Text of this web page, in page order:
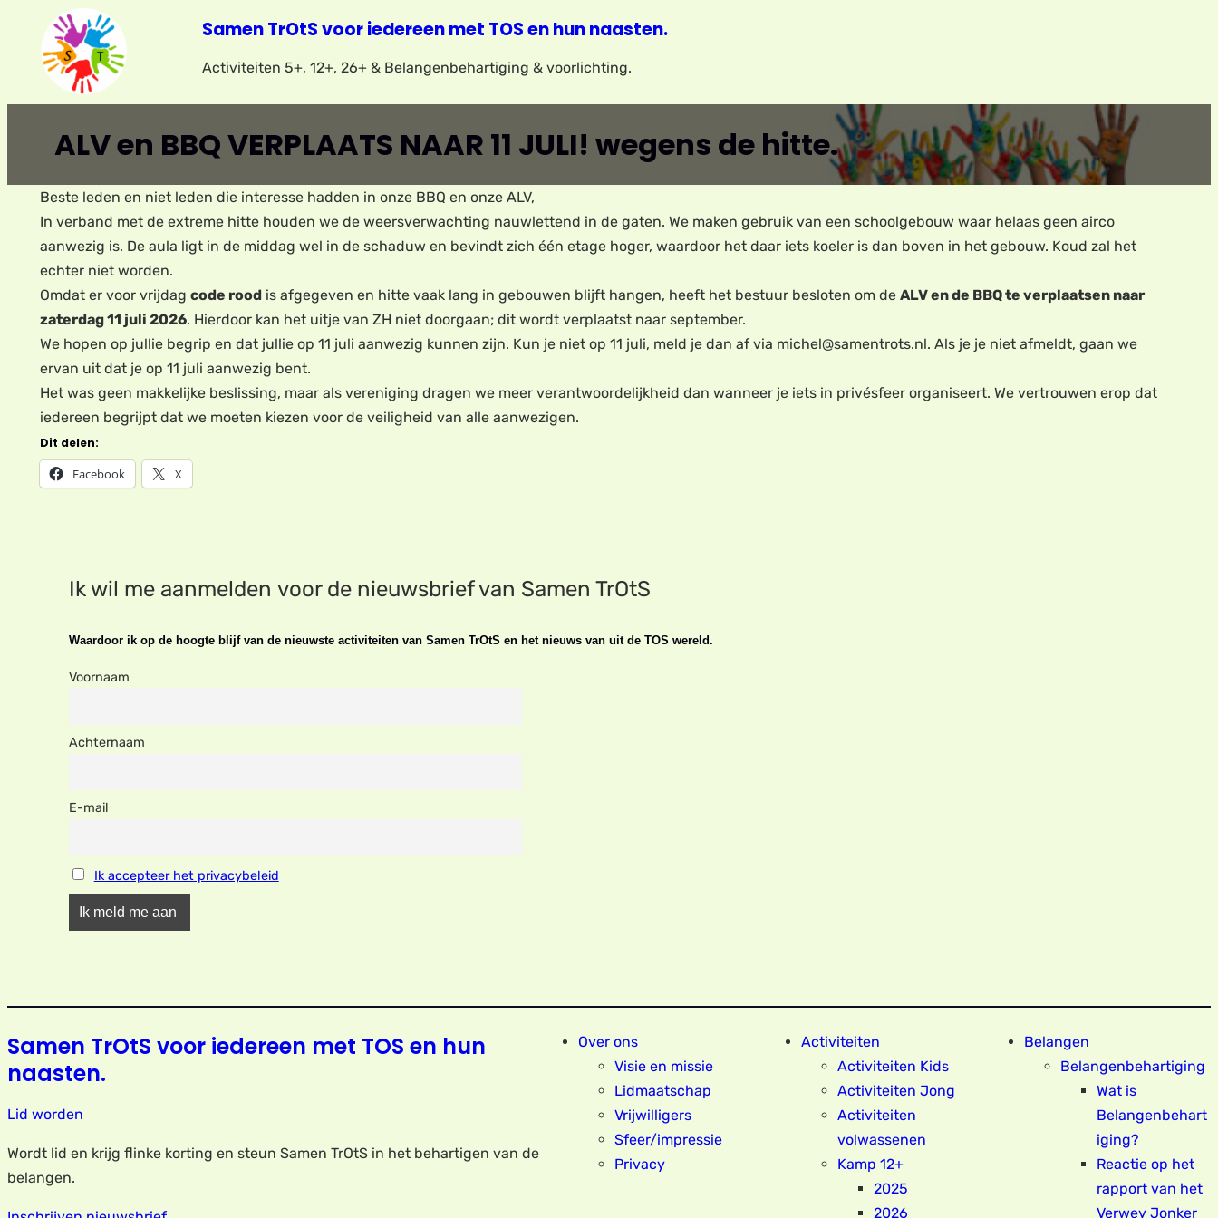
Samen TrOtS voor iedereen met TOS en hun naasten.
Activiteiten 5+, 12+, 26+ & Belangenbehartiging & voorlichting.
ALV en BBQ VERPLAATS NAAR 11 JULI! wegens de hitte.
Beste leden en niet leden die interesse hadden in onze BBQ en onze ALV,
In verband met de extreme hitte houden we de weersverwachting nauwlettend in de gaten. We maken gebruik van een schoolgebouw waar helaas geen airco
aanwezig is. De aula ligt in de middag wel in de schaduw en bevindt zich één etage hoger, waardoor het daar iets koeler is dan boven in het gebouw. Koud zal het
echter niet worden.
Omdat er voor vrijdag code rood is afgegeven en hitte vaak lang in gebouwen blijft hangen, heeft het bestuur besloten om de ALV en de BBQ te verplaatsen naar
zaterdag 11 juli 2026. Hierdoor kan het uitje van ZH niet doorgaan; dit wordt verplaatst naar september.
We hopen op jullie begrip en dat jullie op 11 juli aanwezig kunnen zijn. Kun je niet op 11 juli, meld je dan af via michel@samentrots.nl. Als je je niet afmeldt, gaan we
ervan uit dat je op 11 juli aanwezig bent.
Het was geen makkelijke beslissing, maar als vereniging dragen we meer verantwoordelijkheid dan wanneer je iets in privésfeer organiseert. We vertrouwen erop dat
iedereen begrijpt dat we moeten kiezen voor de veiligheid van alle aanwezigen.
Dit delen:
Facebook X
Ik wil me aanmelden voor de nieuwsbrief van Samen TrOtS
Waardoor ik op de hoogte blijf van de nieuwste activiteiten van Samen TrOtS en het nieuws van uit de TOS wereld.
Voornaam
Achternaam
E-mail
Ik accepteer het privacybeleid
Samen TrOtS voor iedereen met TOS en hun
naasten.
Lid worden
Wordt lid en krijg flinke korting en steun Samen TrOtS in het behartigen van de
belangen.
Over ons
Visie en missie
Lidmaatschap
Vrijwilligers
Sfeer/impressie
Privacy
Activiteiten
Activiteiten Kids
Activiteiten Jong
Activiteiten
volwassenen
Kamp 12+
2025
2026
Belangen
Belangenbehartiging
Wat is
Belangenbehart
iging?
Reactie op het
rapport van het
Verwey Jonker